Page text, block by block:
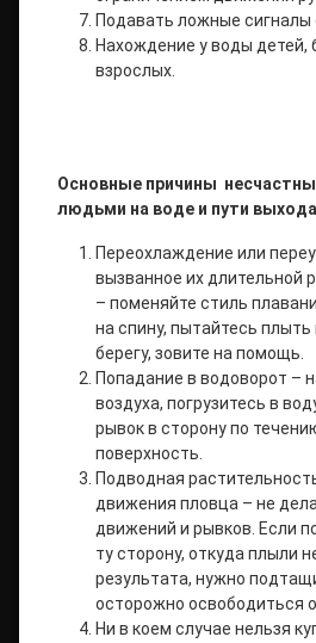
Подавать ложные сигналы
Нахождение у воды детей,
взрослых.
Основные причины
людьми на воде и пути выхода
Переохлаждение или
вызванное их длительной
– поменяйте стиль
на спину, пытайтесь
берегу, зовите на помощь.
Попадание в водоворот –
воздуха, погрузитесь в
рывок в сторону по
поверхность.
Подводная
движения пловца – не
движений и рывков. Если
ту сторону, откуда плыли
результата, нужно
осторожно освободиться
Ни в коем случае нельзя